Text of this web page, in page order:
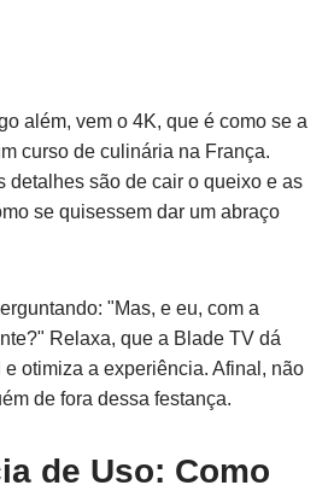
além, vem o 4K, que é como se a
curso de culinária na França.
detalhes são de cair o queixo e as
se quisessem dar um abraço
"Mas, e eu, com a
Relaxa, que a Blade TV dá
otimiza a experiência. Afinal, não
de fora dessa festança.
de Uso: Como